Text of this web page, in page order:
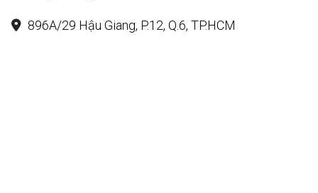
896A/29 Hậu Giang, P.12, Q.6, TP.HCM